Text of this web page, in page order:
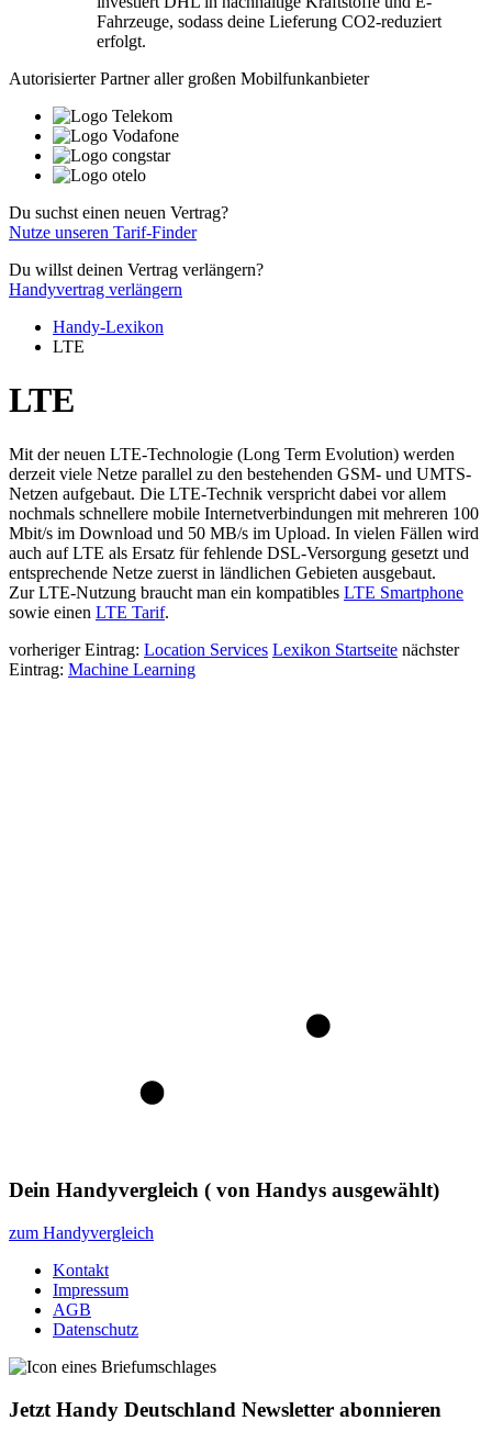
Fahrzeuge, sodass deine Lieferung CO2-reduziert
erfolgt.
Autorisierter Partner aller großen Mobilfunkanbieter
Du suchst einen neuen Vertrag?
Nutze unseren Tarif-Finder
Du willst deinen Vertrag verlängern?
Handyvertrag verlängern
Handy-Lexikon
LTE
LTE
Mit der neuen LTE-Technologie (Long Term Evolution) werden
derzeit viele Netze parallel zu den bestehenden GSM- und UMTS-
Netzen aufgebaut. Die LTE-Technik verspricht dabei vor allem
nochmals schnellere mobile Internetverbindungen mit mehreren 100
Mbit/s im Download und 50 MB/s im Upload. In vielen Fällen wird
auch auf LTE als Ersatz für fehlende DSL-Versorgung gesetzt und
entsprechende Netze zuerst in ländlichen Gebieten ausgebaut.
Zur LTE-Nutzung braucht man ein kompatibles LTE Smartphone
sowie einen LTE Tarif.
vorheriger Eintrag: Location Services Lexikon Startseite nächster
Eintrag: Machine Learning
Dein Handyvergleich ( von Handys ausgewählt)
zum Handyvergleich
Kontakt
Impressum
AGB
Datenschutz
Jetzt Handy Deutschland Newsletter abonnieren